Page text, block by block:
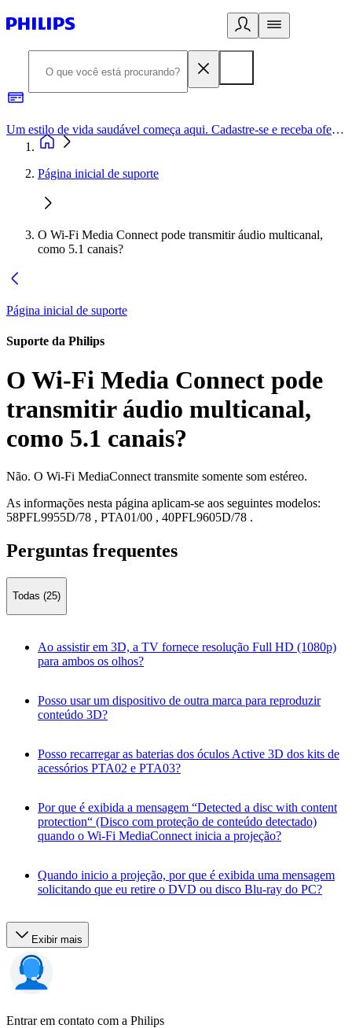
Um estilo de vida saudável começa aqui. Cadastre-se e receba ofertas exclusivas.
Página inicial de suporte
O Wi-Fi Media Connect pode transmitir áudio multicanal,
como 5.1 canais?
Página inicial de suporte
Suporte da Philips
O Wi-Fi Media Connect pode
transmitir áudio multicanal,
como 5.1 canais?
Não. O Wi-Fi MediaConnect transmite somente som estéreo.
As informações nesta página aplicam-se aos seguintes modelos:
58PFL9955D/78 , PTA01/00 , 40PFL9605D/78 .
Perguntas frequentes
Todas (25)
Ao assistir em 3D, a TV fornece resolução Full HD (1080p)
para ambos os olhos?
Posso usar um dispositivo de outra marca para reproduzir
conteúdo 3D?
Posso recarregar as baterias dos óculos Active 3D dos kits de
acessórios PTA02 e PTA03?
Por que é exibida a mensagem “Detected a disc with content
protection“ (Disco com proteção de conteúdo detectado)
quando o Wi-Fi MediaConnect inicia a projeção?
Quando inicio a projeção, por que é exibida uma mensagem
solicitando que eu retire o DVD ou disco Blu-ray do PC?
Exibir mais
Entrar em contato com a Philips